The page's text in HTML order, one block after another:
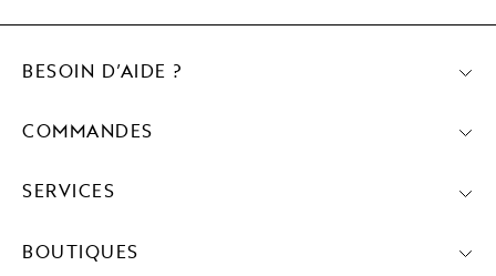
BESOIN D’AIDE ?
COMMANDES
SERVICES
BOUTIQUES